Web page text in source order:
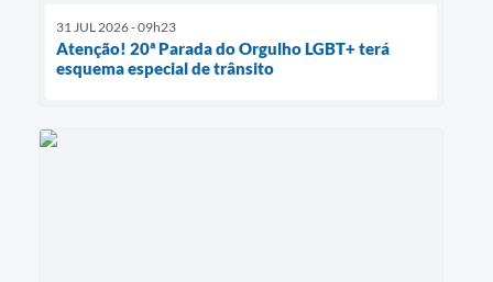
31 JUL 2026 - 09h23
Atenção! 20ª Parada do Orgulho LGBT+ terá
esquema especial de trânsito